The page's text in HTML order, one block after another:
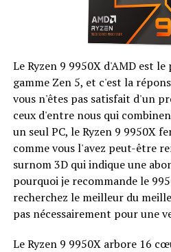
Le Ryzen 9 9950X d'AMD est
gamme Zen 5, et c'est la
vous n'êtes pas satisfait d'un
ceux d'entre nous qui
un seul PC, le Ryzen 9 9950X
comme vous l'avez peut-être
surnom 3D qui indique une
pourquoi je recommande le
recherchez le meilleur du
pas nécessairement pour une
Le Ryzen 9 9950X arbore 16